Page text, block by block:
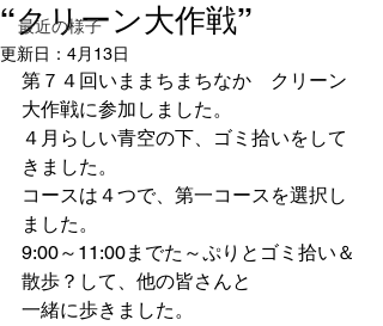
最近の様子
“クリーン大作戦”
更新日： 4月13日
第７４回いままちまちなか　クリーン
大作戦に参加しました。
４月らしい青空の下、ゴミ拾いをして
きました。
コースは４つで、第一コースを選択し
ました。
9:00～11:00までた～ぷりとゴミ拾い＆
散歩？して、他の皆さんと
一緒に歩きました。